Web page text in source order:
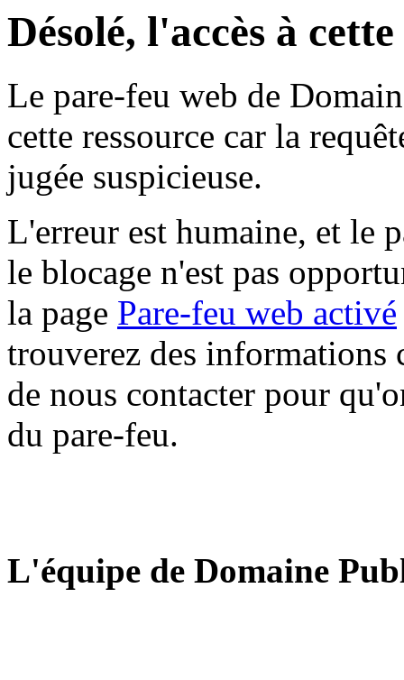
Désolé, l'accès à
Le pare-feu web de
cette ressource car la
jugée suspicieuse.
L'erreur est humaine, et le
le blocage n'est pas
la page Pare-feu web activé
trouverez des informations
de nous contacter pour
du pare-feu.
L'équipe de Domaine